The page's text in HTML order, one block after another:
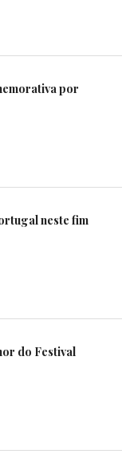
por
neste fim
do Festival